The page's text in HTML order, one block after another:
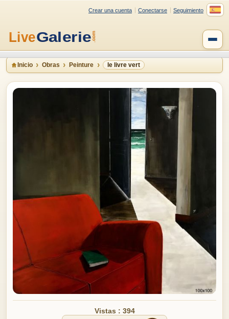
Crear una cuenta Conectarse Seguimiento
Inicio Obras Peinture le livre vert
Vistas : 394